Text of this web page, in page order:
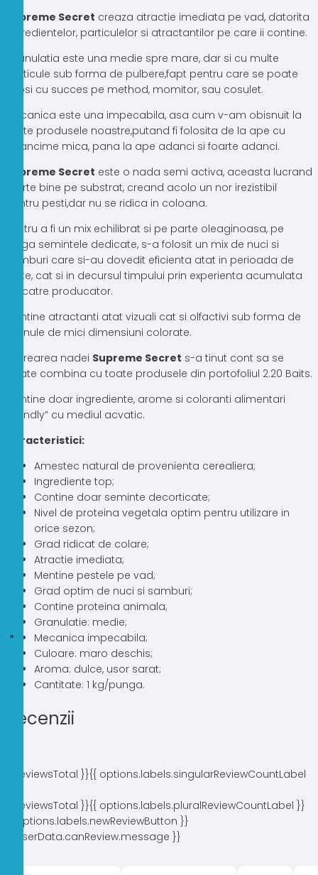
Supreme Secret creaza atractie imediata pe vad, datorita
ingredientelor, particulelor si atractantilor pe care ii contine.
Granulatia este una medie spre mare, dar si cu multe
particule sub forma de pulbere,fapt pentru care se poate
folosi cu succes pe method, momitor, sau cosulet.
Mecanica este una impecabila, asa cum v-am obisnuit la
toate produsele noastre,putand fi folosita de la ape cu
adancime mica, pana la ape adanci si foarte adanci.
Supreme Secret este o nada semi activa, aceasta lucrand
foarte bine pe substrat, creand acolo un nor irezistibil
pentru pesti,dar nu se ridica in coloana.
Pentru a fi un mix echilibrat si pe parte oleaginoasa, pe
langa semintele dedicate, s-a folosit un mix de nuci si
samburi care si-au dovedit eficienta atat in perioada de
teste, cat si in decursul timpului prin experienta acumulata
de catre producator.
Contine atractanti atat vizuali cat si olfactivi sub forma de
granule de mici dimensiuni colorate.
In crearea nadei Supreme Secret s-a tinut cont sa se
poate combina cu toate produsele din portofoliul 2.20 Baits.
Contine doar ingrediente, arome si coloranti alimentari
„friendly” cu mediul acvatic.
Caracteristici:
Amestec natural de provenienta cerealiera;
Ingrediente top;
Contine doar seminte decorticate;
Nivel de proteina vegetala optim pentru utilizare in
orice sezon;
Grad ridicat de colare;
Atractie imediata;
Mentine pestele pe vad;
Grad optim de nuci si samburi;
Contine proteina animala;
Granulatie: medie;
Mecanica impecabila;
Culoare: maro deschis;
Aroma: dulce, usor sarat;
Cantitate: 1 kg/punga.
Recenzii
{{ reviewsTotal }}{{ options.labels.singularReviewCountLabel
{{ reviewsTotal }}{{ options.labels.pluralReviewCountLabel }}
{{ options.labels.newReviewButton }}
{{ userData.canReview.message }}